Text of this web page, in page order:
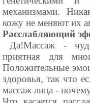
механизмами.
кожу не меняют их
Расслабляющий
⠀Да!Массаж -
приятная для
Положительные
здоровья, так что
массаж лица -